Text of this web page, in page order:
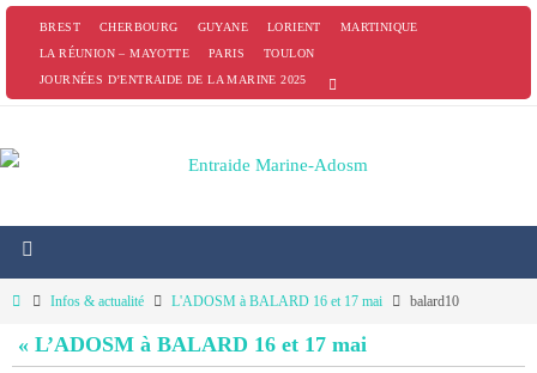
PasserBREST CHERBOURG GUYANE LORIENT
MARTINIQUE
LA RÉUNION – MAYOTTE
PARIS
TOULON
JOURNÉES D’ENTRAIDE DE LA MARINE 2025
HomeInfos & actualité L'ADOSM à BALARD 16 et 17 mai balard10
« L’ADOSM à BALARD 16 et 17 mai